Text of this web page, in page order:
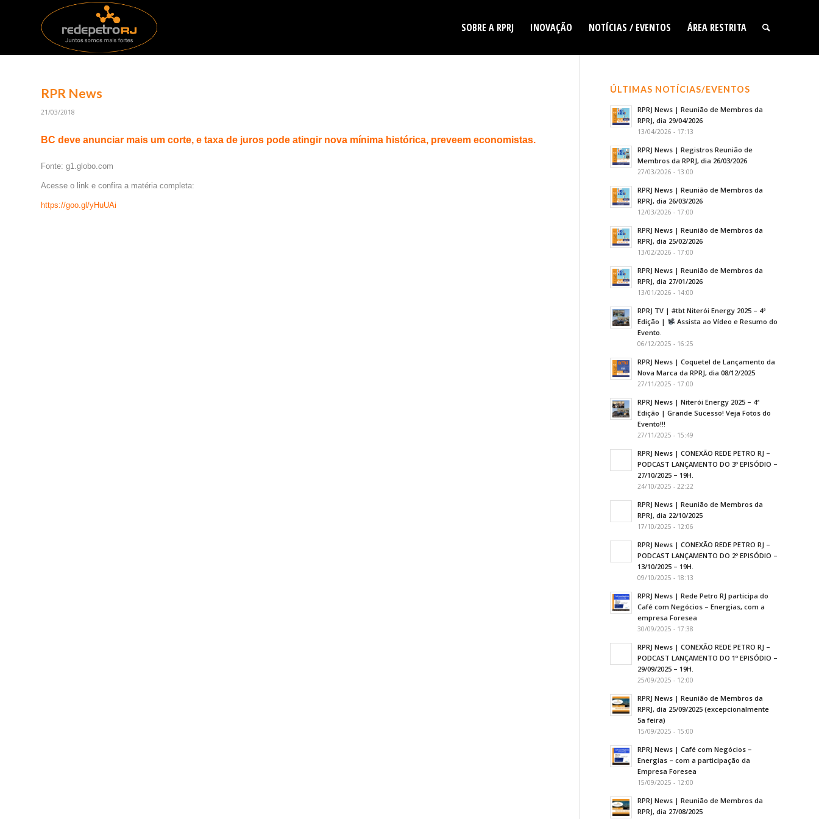
SOBRE A RPRJ INOVAÇÃO NOTÍCIAS / EVENTOS ÁREA RESTRITA
RPR News
21/03/2018
BC deve anunciar mais um corte, e taxa de juros pode atingir nova mínima histórica, preveem economistas.
Fonte: g1.globo.com
Acesse o link e confira a matéria completa:
https://goo.gl/yHuUAi
ÚLTIMAS NOTÍCIAS/EVENTOS
RPRJ News | Reunião de Membros da
RPRJ, dia 29/04/2026
13/04/2026 - 17:13
RPRJ News | Registros Reunião de
Membros da RPRJ, dia 26/03/2026
27/03/2026 - 13:00
RPRJ News | Reunião de Membros da
RPRJ, dia 26/03/2026
12/03/2026 - 17:00
RPRJ News | Reunião de Membros da
RPRJ, dia 25/02/2026
13/02/2026 - 17:00
RPRJ News | Reunião de Membros da
RPRJ, dia 27/01/2026
13/01/2026 - 14:00
RPRJ TV | #tbt Niterói Energy 2025 – 4ª
Edição |
Assista ao Vídeo e Resumo do
Evento.
06/12/2025 - 16:25
RPRJ News | Coquetel de Lançamento da
Nova Marca da RPRJ, dia 08/12/2025
27/11/2025 - 17:00
RPRJ News | Niterói Energy 2025 – 4ª
Edição | Grande Sucesso! Veja Fotos do
Evento!!!
27/11/2025 - 15:49
RPRJ News | CONEXÃO REDE PETRO RJ –
PODCAST LANÇAMENTO DO 3º EPISÓDIO –
27/10/2025 – 19H.
24/10/2025 - 22:22
RPRJ News | Reunião de Membros da
RPRJ, dia 22/10/2025
17/10/2025 - 12:06
RPRJ News | CONEXÃO REDE PETRO RJ –
PODCAST LANÇAMENTO DO 2º EPISÓDIO –
13/10/2025 – 19H.
09/10/2025 - 18:13
RPRJ News | Rede Petro RJ participa do
Café com Negócios – Energias, com a
empresa Foresea
30/09/2025 - 17:38
RPRJ News | CONEXÃO REDE PETRO RJ –
PODCAST LANÇAMENTO DO 1º EPISÓDIO –
29/09/2025 – 19H.
25/09/2025 - 12:00
RPRJ News | Reunião de Membros da
RPRJ, dia 25/09/2025 (excepcionalmente
5a feira)
15/09/2025 - 15:00
RPRJ News | Café com Negócios –
Energias – com a participação da
Empresa Foresea
15/09/2025 - 12:00
RPRJ News | Reunião de Membros da
RPRJ, dia 27/08/2025